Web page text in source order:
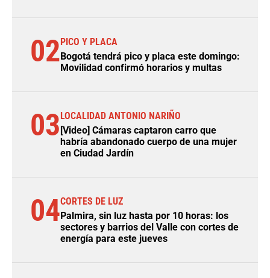
02PICO Y PLACA
Bogotá tendrá pico y placa este domingo:
Movilidad confirmó horarios y multas
03LOCALIDAD ANTONIO NARIÑO
[Video] Cámaras captaron carro que
habría abandonado cuerpo de una mujer
en Ciudad Jardín
04CORTES DE LUZ
Palmira, sin luz hasta por 10 horas: los
sectores y barrios del Valle con cortes de
energía para este jueves